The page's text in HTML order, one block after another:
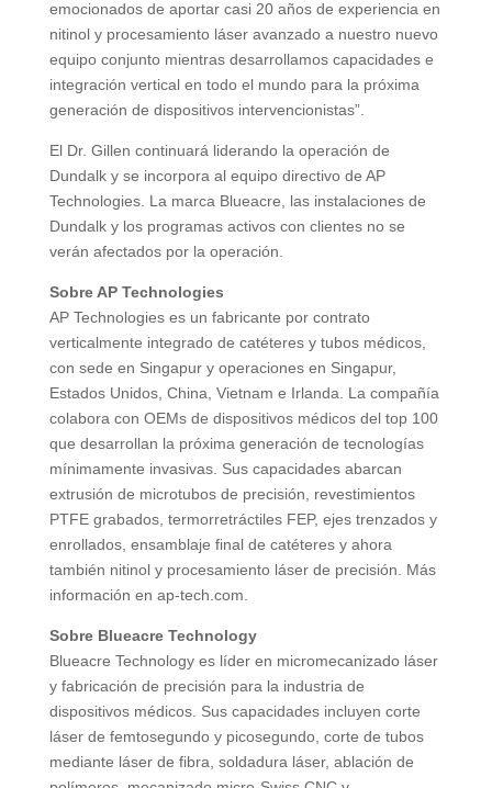
emocionados de aportar casi 20 años de experiencia en
nitinol y procesamiento láser avanzado a nuestro nuevo
equipo conjunto mientras desarrollamos capacidades e
integración vertical en todo el mundo para la próxima
generación de dispositivos intervencionistas”.
El Dr. Gillen continuará liderando la operación de
Dundalk y se incorpora al equipo directivo de AP
Technologies. La marca Blueacre, las instalaciones de
Dundalk y los programas activos con clientes no se
verán afectados por la operación.
Sobre AP Technologies
AP Technologies es un fabricante por contrato
verticalmente integrado de catéteres y tubos médicos,
con sede en Singapur y operaciones en Singapur,
Estados Unidos, China, Vietnam e Irlanda. La compañía
colabora con OEMs de dispositivos médicos del top 100
que desarrollan la próxima generación de tecnologías
mínimamente invasivas. Sus capacidades abarcan
extrusión de microtubos de precisión, revestimientos
PTFE grabados, termorretráctiles FEP, ejes trenzados y
enrollados, ensamblaje final de catéteres y ahora
también nitinol y procesamiento láser de precisión. Más
información en ap-tech.com.
Sobre Blueacre Technology
Blueacre Technology es líder en micromecanizado láser
y fabricación de precisión para la industria de
dispositivos médicos. Sus capacidades incluyen corte
láser de femtosegundo y picosegundo, corte de tubos
mediante láser de fibra, soldadura láser, ablación de